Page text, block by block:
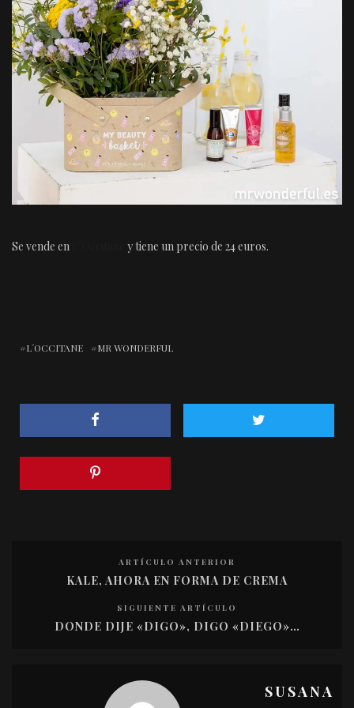
Se vende en y tiene un precio de 24 euros.
L´OCCITANE MR WONDERFUL
ARTÍCULO ANTERIOR
KALE, AHORA EN FORMA DE CREMA
SIGUIENTE ARTÍCULO
DONDE DIJE «DIGO», DIGO «DIEGO»…
SUSANA